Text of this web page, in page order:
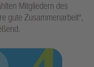
Mitgliedern des
gute Zusammenarbeit“,